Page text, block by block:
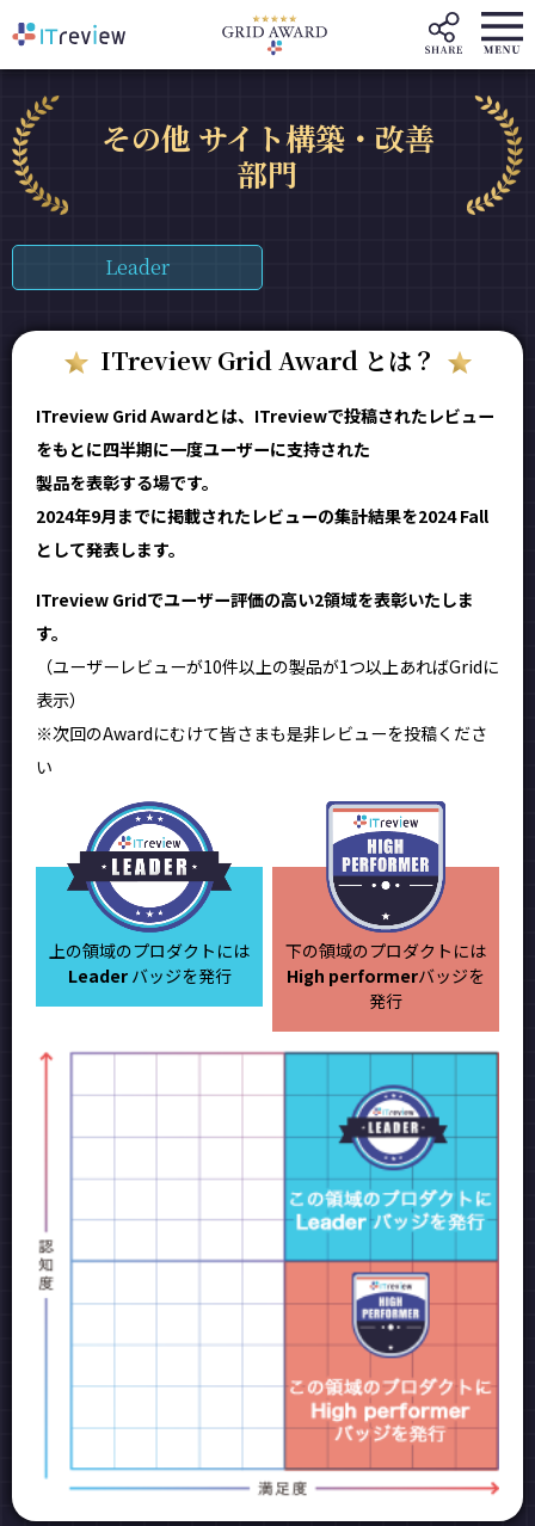
その他 サイト構築・改善
部門
Leader
ITreview Grid Award とは？
ITreview Grid Awardとは、ITreviewで投稿されたレビュー
をもとに四半期に一度ユーザーに支持された
製品を表彰する場です。
2024年9月までに掲載されたレビューの集計結果を2024 Fall
として発表します。
ITreview Gridでユーザー評価の高い2領域を表彰いたしま
す。
（ユーザーレビューが10件以上の製品が1つ以上あればGridに
表示）
※次回のAwardにむけて皆さまも是非レビューを投稿くださ
い
上の領域のプロダクトには
Leaderバッジを発行
下の領域のプロダクトには
High performerバッジを
発行